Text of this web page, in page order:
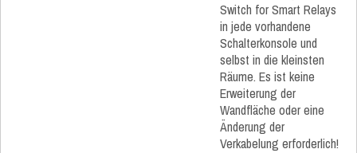
Switch for Smart Relays
in jede vorhandene
Schalterkonsole und
selbst in die kleinsten
Räume. Es ist keine
Erweiterung der
Wandfläche oder eine
Änderung der
Verkabelung erforderlich!